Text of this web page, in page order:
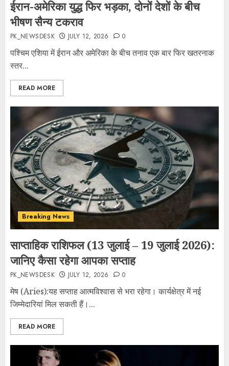
ईरान-अमेरिका युद्ध फिर भड़का, दोनों देशों के बीच
भीषण सैन्य टकराव
PK_NEWSDESK JULY 12, 2026 0
पश्चिम एशिया में ईरान और अमेरिका के बीच तनाव एक बार फिर खतरनाक
स्तर...
READ MORE
Breaking News
साप्ताहिक राशिफल (13 जुलाई – 19 जुलाई 2026):
जानिए कैसा रहेगा आपका सप्ताह
PK_NEWSDESK JULY 12, 2026 0
मेष (Aries):यह सप्ताह आत्मविश्वास से भरा रहेगा। कार्यक्षेत्र में नई
जिम्मेदारियां मिल सकती हैं।...
READ MORE